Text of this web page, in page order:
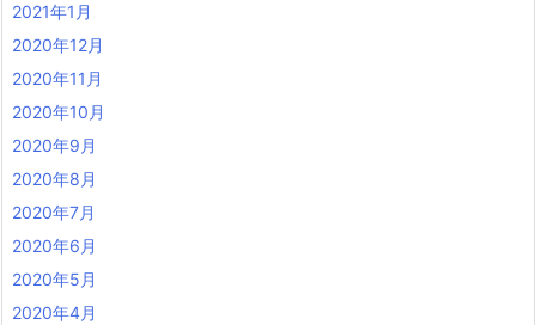
2021年1月
2020年12月
2020年11月
2020年10月
2020年9月
2020年8月
2020年7月
2020年6月
2020年5月
2020年4月